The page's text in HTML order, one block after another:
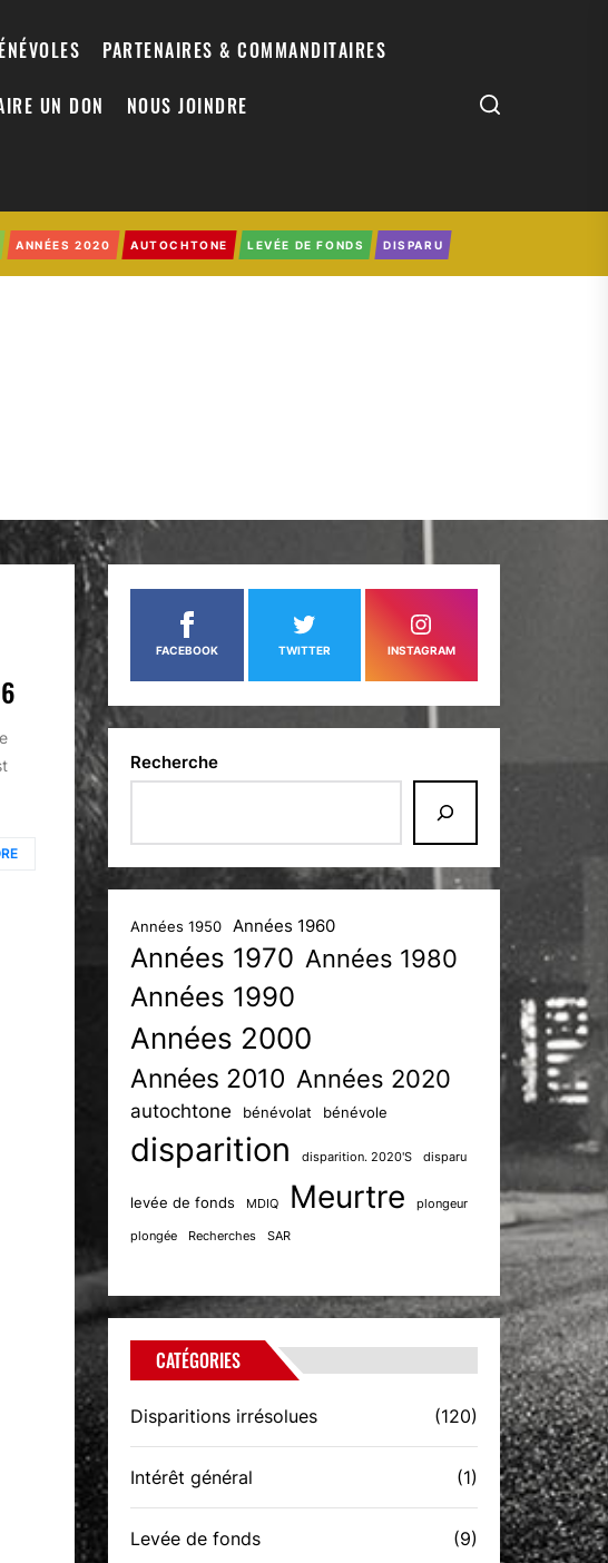
PARTENAIRES & COMMANDITAIRES
UN DON NOUS JOINDRE
ANNÉES 2020 AUTOCHTONE LEVÉE DE FONDS DISPARU
FACEBOOK TWITTER INSTAGRAM
Recherche
Années 1950 Années 1960
Années 1970 Années 1980
Années 1990
Années 2000
Années 2010 Années 2020
autochtone bénévolat bénévole
disparition disparition. 2020'S disparu
levée de fonds MDIQ Meurtre plongeur
plongée Recherches SAR
CATÉGORIES
Disparitions irrésolues (120)
Intérêt général (1)
Levée de fonds (9)